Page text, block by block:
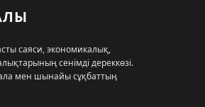
саяси, экономикалық,
сенімді дереккөзі.
мен шынайы сұқбаттың